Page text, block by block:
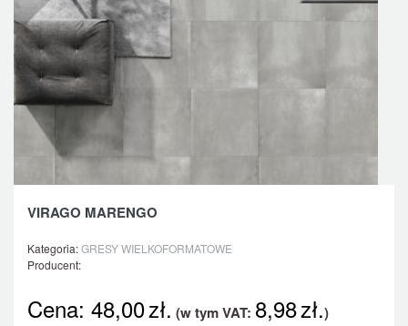
VIRAGO MARENGO
Kategoria:GRESY WIELKOFORMATOWE
Producent:
Cena: 48,00zł. (w tym VAT: 8,98zł.)